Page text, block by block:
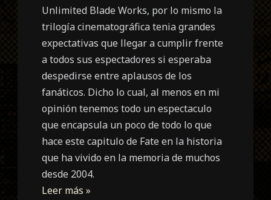
Unlimited Blade Works, por lo mismo la
trilogía cinematográfica tenia grandes
expectativas que llegar a cumplir frente
a todos sus espectadores si esperaba
despedirse entre aplausos de los
fanáticos. Dicho lo cual, al menos en mi
opinión tenemos todo un espectaculo
que encapsula un poco de todo lo que
hace este capitulo de Fate en la historia
que ha vivido en la memoria de muchos
desde 2004.
Leer más »